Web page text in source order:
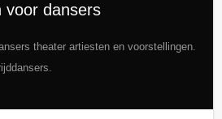
voor dansers
theater artiesten en voorstellingen.